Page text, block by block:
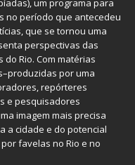
um programa para
no período que antecedeu
que se tornou uma
perspectivas das
Rio. Com matérias
por uma
repórteres
e pesquisadores
imagem mais precisa
a cidade e do potencial
favelas no Rio e no